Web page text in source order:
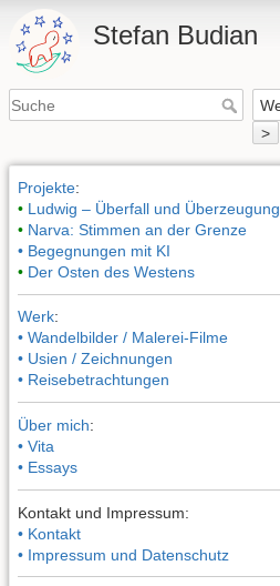
Stefan Budian
>
Projekte:
• Ludwig – Überfall und Überzeugung
• Narva: Stimmen an der Grenze
• Begegnungen mit KI
• Der Osten des Westens
Werk:
• Wandelbilder / Malerei-Filme
• Usien / Zeichnungen
• Reisebetrachtungen
Über mich:
• Vita
• Essays
Kontakt und Impressum:
• Kontakt
• Impressum und Datenschutz